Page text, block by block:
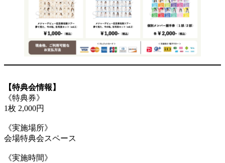
【特典会情報】
《特典券》
1枚 2,000円
《実施場所》
会場特典会スペース
《実施時間》